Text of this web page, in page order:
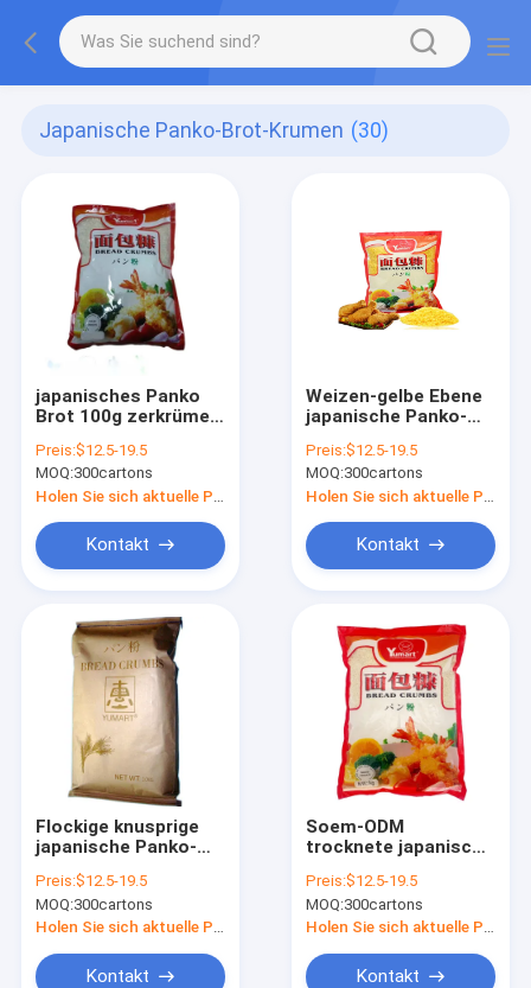
Japanische Panko-Brot-Krumen (30)
japanisches Panko
Brot 100g zerkrümelt
Preis:$12.5-19.5
MOQ:300cartons
Kontakt
Weizen-gelbe Ebene
japanische Panko-
Preis:$12.5-19.5
MOQ:300cartons
Kontakt
Flockige knusprige
japanische Panko-
Preis:$12.5-19.5
MOQ:300cartons
Kontakt
Soem-ODM
trocknete japanische
für beschichtendes
Weizen-Mehl
Preis:$12.5-19.5
MOQ:300cartons
Kontakt